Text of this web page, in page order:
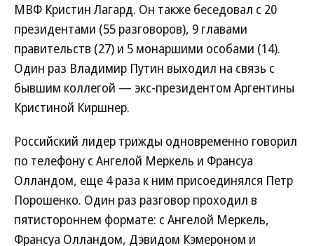
МВФ Кристин Лагард. Он также беседовал с 20
президентами (55 разговоров), 9 главами
правительств (27) и 5 монаршими особами (14).
Один раз Владимир Путин выходил на связь с
бывшим коллегой — экс-президентом Аргентины
Кристиной Киршнер.
Российский лидер трижды одновременно говорил
по телефону с Ангелой Меркель и Франсуа
Олландом, еще 4 раза к ним присоединялся Петр
Порошенко. Один раз разговор проходил в
пятистороннем формате: с Ангелой Меркель,
Франсуа Олландом, Дэвидом Кэмероном и